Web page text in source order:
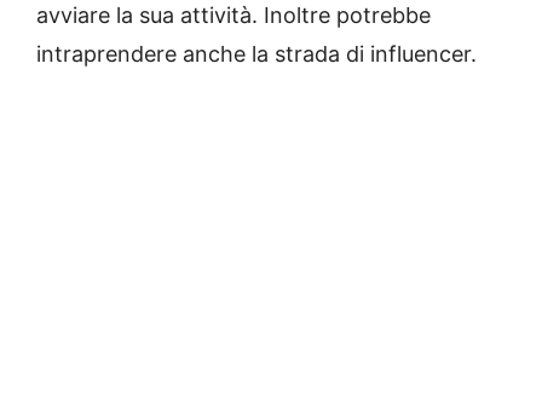
avviare la sua attività. Inoltre potrebbe
intraprendere anche la strada di influencer.